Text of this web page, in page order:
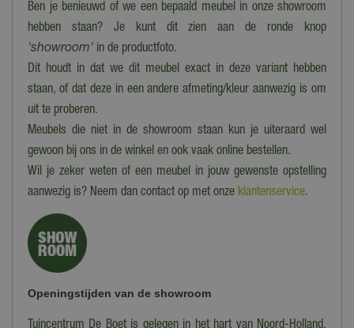
Ben je benieuwd of we een bepaald meubel in onze showroom
hebben staan? Je kunt dit zien aan de ronde knop
'showroom' in de productfoto.
Dit houdt in dat we dit meubel exact in deze variant hebben
staan, of dat deze in een andere afmeting/kleur aanwezig is om
uit te proberen.
Meubels die niet in de showroom staan kun je uiteraard wel
gewoon bij ons in de winkel en ook vaak online bestellen.
Wil je zeker weten of een meubel in jouw gewenste opstelling
aanwezig is? Neem dan contact op met onze klantenservice.
Openingstijden van de showroom